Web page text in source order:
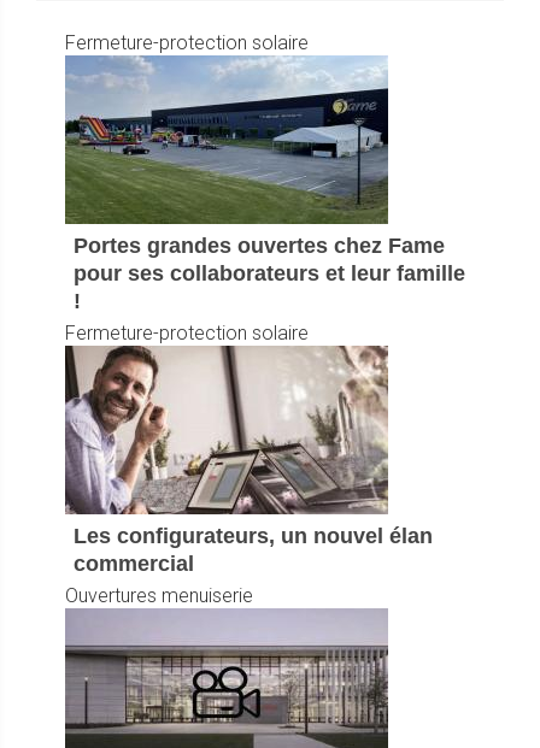
Fermeture-protection solaire
Portes grandes ouvertes chez Fame
pour ses collaborateurs et leur famille
!
Fermeture-protection solaire
Les configurateurs, un nouvel élan
commercial
Ouvertures menuiserie